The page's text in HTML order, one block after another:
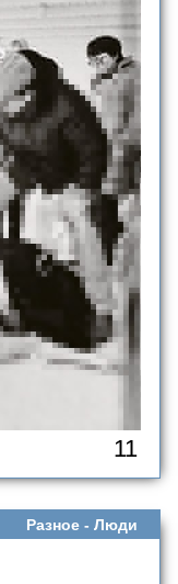
11
Разное - Люди